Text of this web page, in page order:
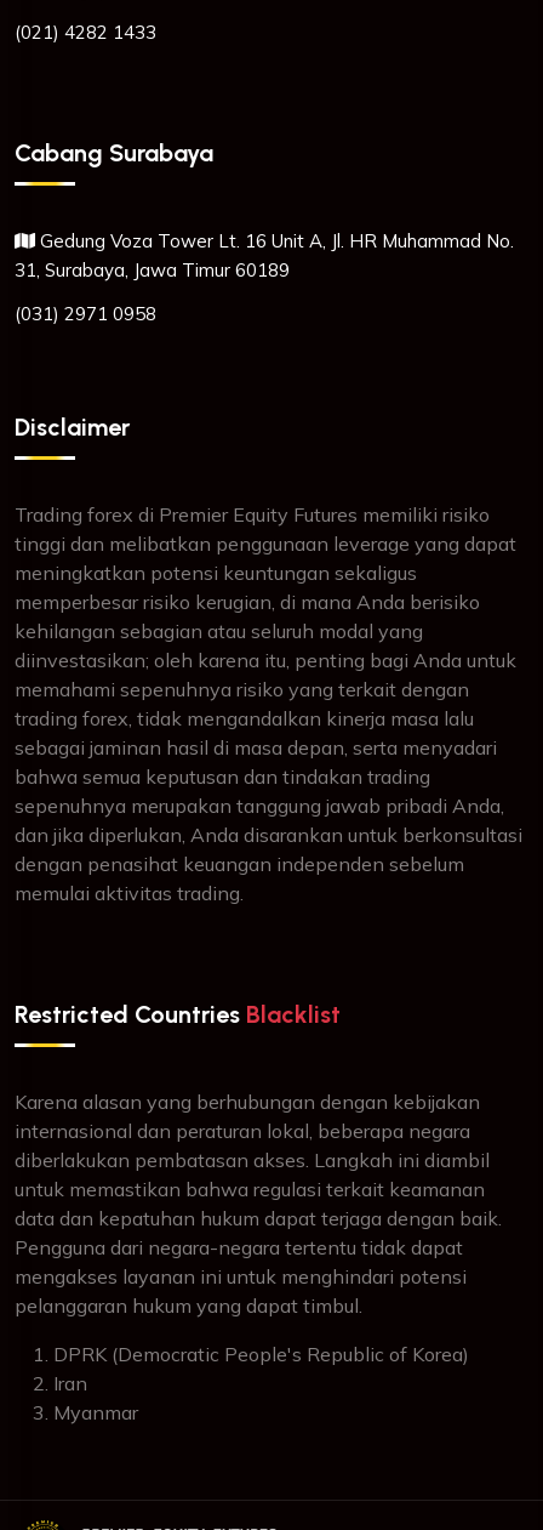
(021) 4282 1433
Cabang Surabaya
Gedung Voza Tower Lt. 16 Unit A, Jl. HR Muhammad No.
31, Surabaya, Jawa Timur 60189
(031) 2971 0958
Disclaimer
Trading forex di Premier Equity Futures memiliki risiko
tinggi dan melibatkan penggunaan leverage yang dapat
meningkatkan potensi keuntungan sekaligus
memperbesar risiko kerugian, di mana Anda berisiko
kehilangan sebagian atau seluruh modal yang
diinvestasikan; oleh karena itu, penting bagi Anda untuk
memahami sepenuhnya risiko yang terkait dengan
trading forex, tidak mengandalkan kinerja masa lalu
sebagai jaminan hasil di masa depan, serta menyadari
bahwa semua keputusan dan tindakan trading
sepenuhnya merupakan tanggung jawab pribadi Anda,
dan jika diperlukan, Anda disarankan untuk berkonsultasi
dengan penasihat keuangan independen sebelum
memulai aktivitas trading.
Restricted Countries Blacklist
Karena alasan yang berhubungan dengan kebijakan
internasional dan peraturan lokal, beberapa negara
diberlakukan pembatasan akses. Langkah ini diambil
untuk memastikan bahwa regulasi terkait keamanan
data dan kepatuhan hukum dapat terjaga dengan baik.
Pengguna dari negara-negara tertentu tidak dapat
mengakses layanan ini untuk menghindari potensi
pelanggaran hukum yang dapat timbul.
DPRK (Democratic People's Republic of Korea)
Iran
Myanmar